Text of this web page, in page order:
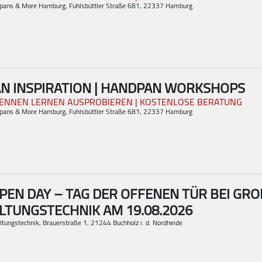
& More Hamburg, Fuhlsbüttler Straße 681, 22337 Hamburg
INSPIRATION | HANDPAN WORKSHOPS
LERNEN AUSPROBIEREN | KOSTENLOSE BERATUNG
& More Hamburg, Fuhlsbüttler Straße 681, 22337 Hamburg
DAY – TAG DER OFFENEN TÜR BEI
AM 19.08.2026
, Brauerstraße 1, 21244 Buchholz i. d. Nordheide